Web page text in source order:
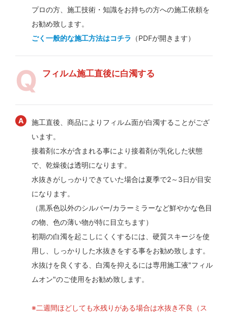
プロの方、施工技術・知識をお持ちの方への施工依頼を
お勧め致します。
ごく一般的な施工方法はコチラ （PDFが開きます）
フィルム施工直後に白濁する
施工直後、商品によりフィルム面が白濁することがござ
います。
接着剤に水が含まれる事により接着剤が乳化した状態
で、乾燥後は透明になります。
水抜きがしっかりできていた場合は夏季で2～3日が目安
になります。
（黒系色以外のシルバー/カラーミラーなど鮮やかな色目
の物、色の薄い物が特に目立ちます）
初期の白濁を起こしにくくするには、硬質スキージを使
用し、しっかりした水抜きをする事をお勧め致します。
水抜けを良くする、白濁を抑えるには専用施工液"フィル
ムオン"のご使用をお勧め致します。
※二週間ほどしても水残りがある場合は水抜き不良（ス